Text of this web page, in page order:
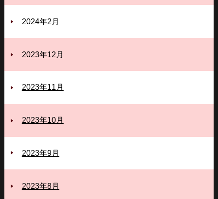
2024年2月
2023年12月
2023年11月
2023年10月
2023年9月
2023年8月